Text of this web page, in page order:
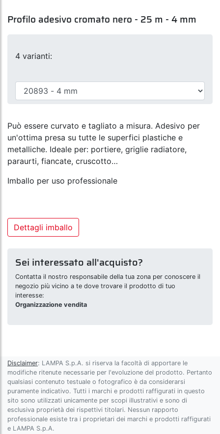
Profilo adesivo cromato nero - 25 m - 4 mm
4 varianti:
Può essere curvato e tagliato a misura. Adesivo per
un'ottima presa su tutte le superfici plastiche e
metalliche. Ideale per: portiere, griglie radiatore,
paraurti, fiancate, cruscotto…
Imballo per uso professionale
Dettagli imballo
Sei interessato all'acquisto?
Contatta il nostro responsabile della tua zona per conoscere il
negozio più vicino a te dove trovare il prodotto di tuo
interesse:
Organizzazione vendita
Disclaimer: LAMPA S.p.A. si riserva la facoltà di apportare le
modifiche ritenute necessarie per l'evoluzione del prodotto. Pertanto
qualsiasi contenuto testuale o fotografico è da considerarsi
puramente indicativo. Tutti i marchi e prodotti raffigurati in questo
sito sono utilizzati unicamente per scopi illustrativi e sono di
esclusiva proprietà dei rispettivi titolari. Nessun rapporto
professionale esiste tra i proprietari dei marchi e prodotti raffigurati
e LAMPA S.p.A.